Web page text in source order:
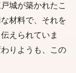
城が築かれたこ
材料で、それを
えられていま
りようも、この